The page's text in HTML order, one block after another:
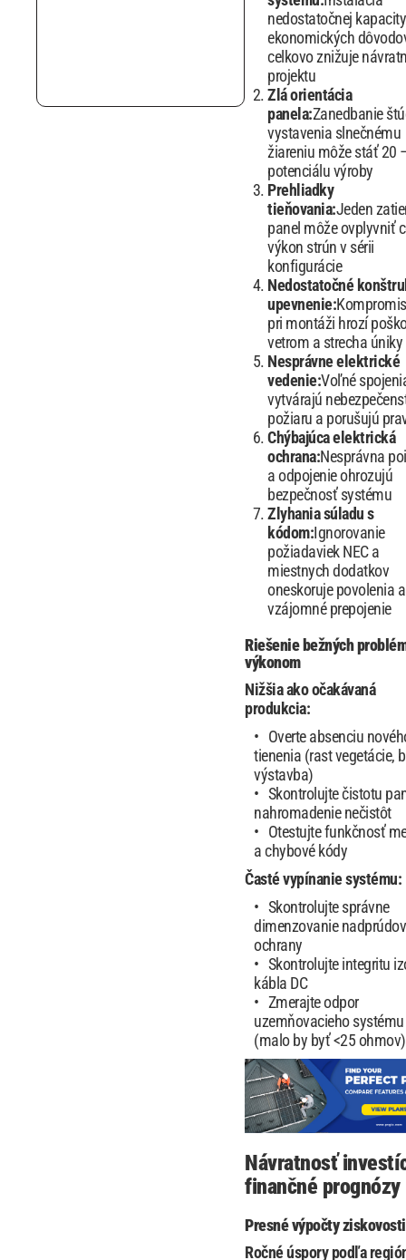
nedostatočnej
ekonomických
celkovo znižuje
projektu
Zlá orientácia
panela:Zanedbanie
vystavenia slnečnému
žiareniu môže stáť 20
potenciálu výroby
Prehliadky
tieňovania:Jeden
panel môže ovplyvniť
výkon strún v sérii
konfigurácie
Nedostatočné
upevnenie:
pri montáži hrozí
vetrom a strecha úniky
Nesprávne elektrické
vedenie:Voľné
vytvárajú
požiaru a porušujú
Chýbajúca elektrická
ochrana:Nesprávna
a odpojenie ohrozujú
bezpečnosť systému
Zlyhania súladu s
kódom:Ignorovanie
požiadaviek NEC a
miestnych dodatkov
oneskoruje povolenia a
vzájomné prepojenie
Riešenie bežných
výkonom
Nižšia ako očakávaná
produkcia:
Overte absenciu
tienenia (rast vegetácie,
výstavba)
Skontrolujte čistotu
nahromadenie nečistôt
Otestujte funkčnosť
a chybové kódy
Časté vypínanie systému:
Skontrolujte správne
dimenzovanie
ochrany
Skontrolujte integritu
kábla DC
Zmerajte odpor
uzemňovacieho systému
(malo by byť <25 ohmov)
Návratnosť
finančné prognózy
Presné výpočty ziskovosti
Ročné úspory podľa